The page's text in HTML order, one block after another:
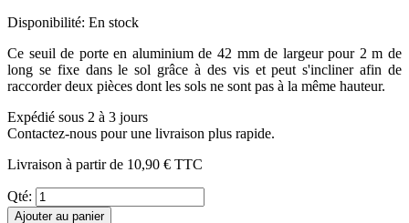
Disponibilité: En stock
Ce seuil de porte en aluminium de 42 mm de largeur pour 2 m de
long se fixe dans le sol grâce à des vis et peut s'incliner afin de
raccorder deux pièces dont les sols ne sont pas à la même hauteur.
Expédié sous 2 à 3 jours
Contactez-nous pour une livraison plus rapide.
Livraison à partir de 10,90 € TTC
Qté:
Ajouter au panier